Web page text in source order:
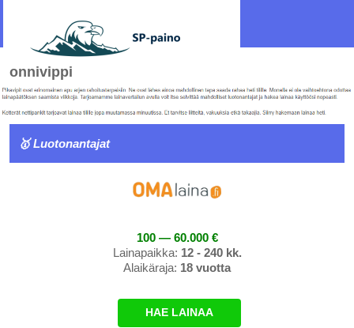
onnivippi
🥇 Luotonantajat
100 — 60.000 €
Lainapaikka: 12 - 240 kk.
Alaikäraja: 18 vuotta
HAE LAINAA